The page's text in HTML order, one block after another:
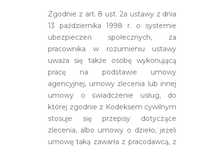
Zgodnie z art. 8 ust. 2a ustawy z dnia
13 października 1998 r. o systemie
ubezpieczeń społecznych, za
pracownika w rozumieniu ustawy
uważa się także osobę wykonującą
pracę na podstawie umowy
agencyjnej, umowy zlecenia lub innej
umowy o świadczenie usług, do
której zgodnie z Kodeksem cywilnym
stosuje się przepisy dotyczące
zlecenia, albo umowy o dzieło, jeżeli
umowę taką zawarła z pracodawcą, z